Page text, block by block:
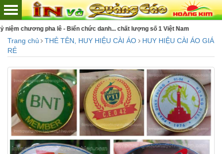
chất lượng số 1 Việt Nam
Trang chủ THẺ TÊN, HUY HIỆU CÀI ÁO
HUY HIỆU CÀI ÁO GIÁ
RẺ